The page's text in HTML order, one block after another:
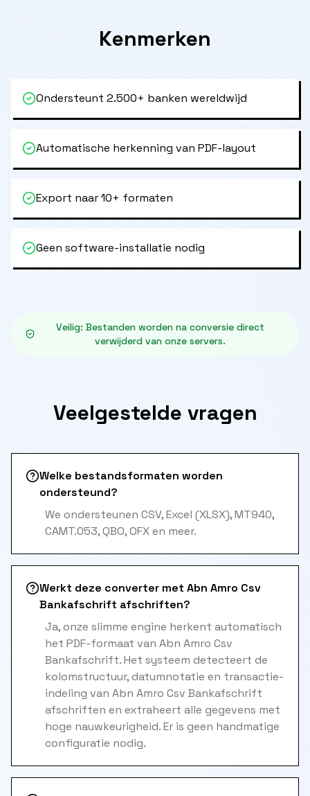
Kenmerken
Ondersteunt 2.500+ banken wereldwijd
Automatische herkenning van PDF-layout
Export naar 10+ formaten
Geen software-installatie nodig
Veilig: Bestanden worden na conversie direct
verwijderd van onze servers.
Veelgestelde vragen
Welke bestandsformaten worden
ondersteund?
We ondersteunen CSV, Excel (XLSX), MT940,
CAMT.053, QBO, OFX en meer.
Werkt deze converter met Abn Amro Csv
Bankafschrift afschriften?
Ja, onze slimme engine herkent automatisch
het PDF-formaat van Abn Amro Csv
Bankafschrift. Het systeem detecteert de
kolomstructuur, datumnotatie en transactie-
indeling van Abn Amro Csv Bankafschrift
afschriften en extraheert alle gegevens met
hoge nauwkeurigheid. Er is geen handmatige
configuratie nodig.